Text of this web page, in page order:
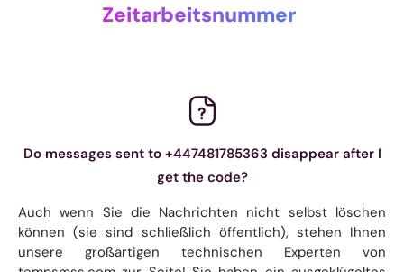
Zeitarbeitsnummer
Do messages sent to +447481785363 disappear after I
get the code?
Auch wenn Sie die Nachrichten nicht selbst löschen
können (sie sind schließlich öffentlich), stehen Ihnen
unsere großartigen technischen Experten von